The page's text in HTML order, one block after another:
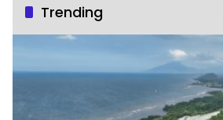
Trending